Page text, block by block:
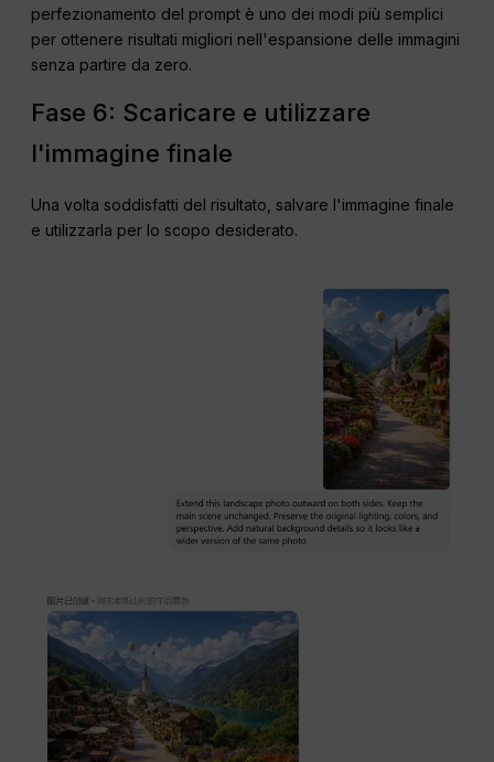
perfezionamento del prompt è uno dei modi più semplici
per ottenere risultati migliori nell'espansione delle immagini
senza partire da zero.
Fase 6: Scaricare e utilizzare
l'immagine finale
Una volta soddisfatti del risultato, salvare l'immagine finale
e utilizzarla per lo scopo desiderato.